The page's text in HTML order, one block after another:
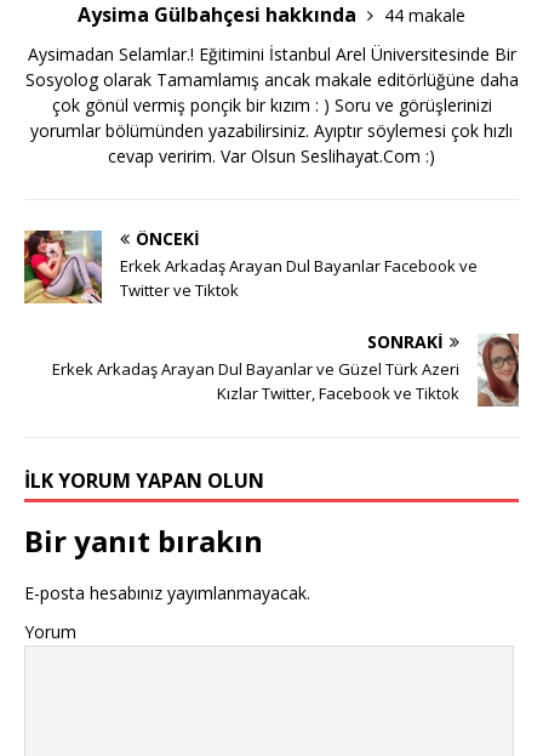
Aysima Gülbahçesi hakkında
44 makale
Aysimadan Selamlar.! Eğitimini İstanbul Arel Üniversitesinde Bir
Sosyolog olarak Tamamlamış ancak makale editörlüğüne daha
çok gönül vermiş ponçik bir kızım : ) Soru ve görüşlerinizi
yorumlar bölümünden yazabilirsiniz. Ayıptır söylemesi çok hızlı
cevap veririm. Var Olsun Seslihayat.Com :)
ÖNCEKI
Erkek Arkadaş Arayan Dul Bayanlar Facebook ve
Twitter ve Tiktok
SONRAKI
Erkek Arkadaş Arayan Dul Bayanlar ve Güzel Türk Azeri
Kızlar Twitter, Facebook ve Tiktok
İLK YORUM YAPAN OLUN
Bir yanıt bırakın
E-posta hesabınız yayımlanmayacak.
Yorum